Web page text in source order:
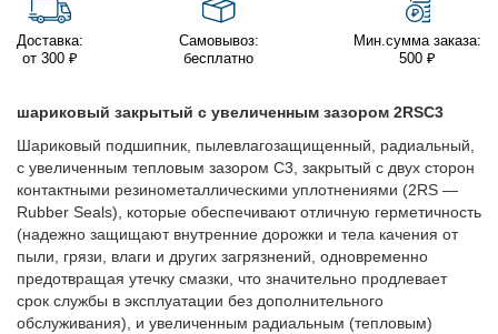
Доставка:
от 300 ₽
Самовывоз:
бесплатно
Мин.сумма заказа:
500 ₽
шариковый закрытый с увеличенным зазором 2RSС3
Шариковый подшипник, пылевлагозащищенный, радиальный,
с увеличенным тепловым зазором C3, закрытый с двух сторон
контактными резинометаллическими уплотнениями (2RS —
Rubber Seals), которые обеспечивают отличную герметичность
(надежно защищают внутренние дорожки и тела качения от
пыли, грязи, влаги и других загрязнений, одновременно
предотвращая утечку смазки, что значительно продлевает
срок службы в эксплуатации без дополнительного
обслуживания), и увеличенным радиальным (тепловым)